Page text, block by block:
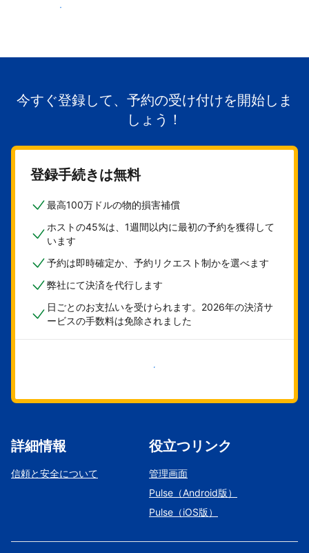
掲載を開始する
今すぐ登録して、予約の受け付けを開始しま
しょう！
登録手続きは無料
最高100万ドルの物的損害補償
ホストの45%は、1週間以内に最初の予約を獲得して
います
予約は即時確定か、予約リクエスト制かを選べます
弊社にて決済を代行します
日ごとのお支払いを受けられます。2026年の決済サ
ービスの手数料は免除されました
今すぐ始める
詳細情報
信頼と安全について
役立つリンク
管理画面
Pulse（Android版）
Pulse（iOS版）